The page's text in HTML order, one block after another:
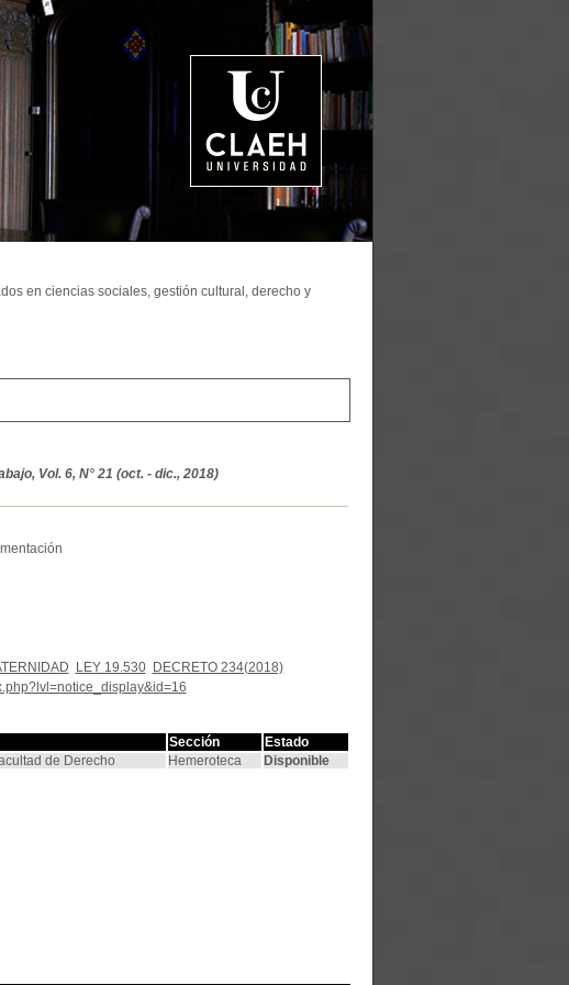
Vol. 6, N° 21 (oct. - dic., 2018)
LEY 19.530
DECRETO 234(2018)
Sección
Estado
de Derecho Hemeroteca Disponible
en ciencias sociales, gestión cultural, derecho y